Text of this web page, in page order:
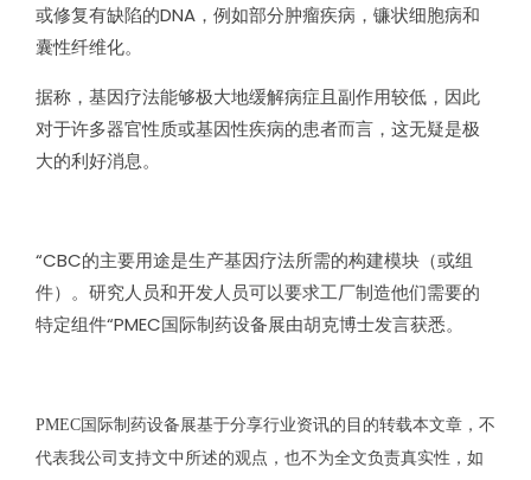
或修复有缺陷的DNA ，例如部分肿瘤疾病，镰状细胞病和
囊性纤维化。
据称，基因疗法能够极大地缓解病症且副作用较低，因此
对于许多器官性质或基因性疾病的患者而言，这无疑是极
大的利好消息。
“CBC的主要用途是生产基因疗法所需的构建模块（或组
件）。研究人员和开发人员可以要求工厂制造他们需要的
特定组件“PMEC国际制药设备展由胡克博士发言获悉。
PMEC 国际制药设备展基于分享行业资讯的目的转载本文章，不
代表我公司支持文中所述的观点，也不为全文负责真实性，如